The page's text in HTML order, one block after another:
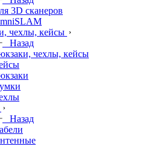
3D сканеров
чехлы, кейсы
Назад
чехлы, кейсы
Назад